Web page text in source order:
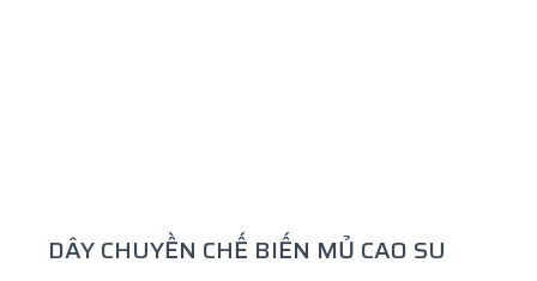
DÂY CHUYỀN CHẾ BIẾN MỦ CAO SU